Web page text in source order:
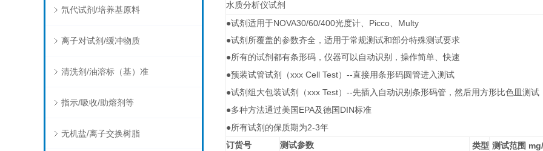
氘代试剂/培养基原料
离子对试剂/缓冲物质
清洗剂/油溶标（基）准
指示/吸收/助熔剂等
无机盐/离子交换树脂
水质分析仪试剂
●试剂适用于NOVA30/60/400光度计、 Picco、 Multy
●试剂所覆盖的参数齐全，适用于常规测试和部分特殊测试要求
●所有的试剂都有条形码，仪器可以自动识别，操作简单、快速
●预装试管试剂（xxx Cell Test） --直接用条形码圆管进入测试
●试剂组大包装试剂（xxx Test） --先插入自动识别条形码管，然后用方形比色皿测试
●多种方法通过美国 EPA及德国 DIN标准
●所有试剂的保质期为2-3年
订货号
测试参数 类型 测试范围